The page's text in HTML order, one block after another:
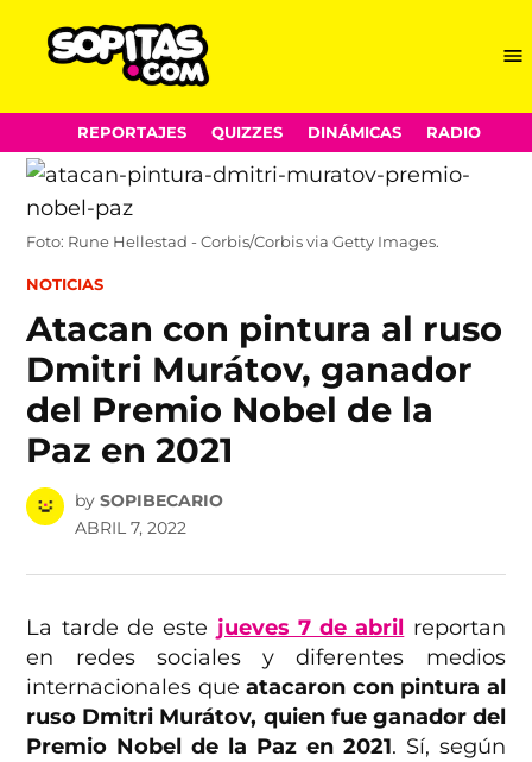
Skip
to
content
REPORTAJES QUIZZES DINÁMICAS RADIO
Foto: Rune Hellestad - Corbis/Corbis via Getty Images.
POSTED
NOTICIAS
Atacan con pintura al ruso
Dmitri Murátov, ganador
del Premio Nobel de la
Paz en 2021
by SOPIBECARIO
ABRIL 7, 2022
La tarde de este jueves 7 de abril reportan
en redes sociales y diferentes medios
internacionales queatacaron con pintura al
ruso Dmitri Murátov, quien fue ganador del
Premio Nobel de la Paz en 2021. Sí, según